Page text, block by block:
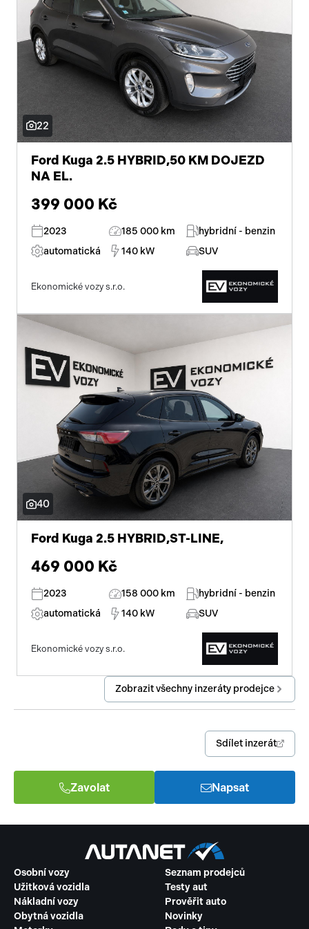
isofix
el. seřiditelná sedadla
zadní stěrač
alu kola
el. zrcátka
el. sklopná zrcátka
senzor stěračů
el. přední okna
el. víko zavazadlového prostoru
dvouzónová klimatizace
centrál dálkový
dělená zadní sedadla
parkovací senzory zadní
posilovač řízení
stabilizace podvozku (ESP)
pohon 4x4
ABS
dotykové ovládání palubního počítače
tempomat
venkovní teploměr
klimatizovaná přihrádka
aut. klimatizace
hlasové ovládání palubního počítače
satelitní navigace
22
Ford Kuga 2.5 HYBRID,50 KM DOJEZD
NA EL.
399 000 Kč
2023 185 000 km
hybridní - benzin
automatická
140 kW SUV
Ekonomické vozy s.r.o.
40
Ford Kuga 2.5 HYBRID,ST-LINE,
469 000 Kč
2023 158 000 km
hybridní - benzin
automatická
140 kW SUV
Ekonomické vozy s.r.o.
Zobrazit všechny inzeráty prodejce
Sdílet inzerát
Zavolat Napsat
Osobní vozy
Užitková vozidla
Nákladní vozy
Obytná vozidla
Seznam prodejců
Testy aut
Prověřit auto
Novinky